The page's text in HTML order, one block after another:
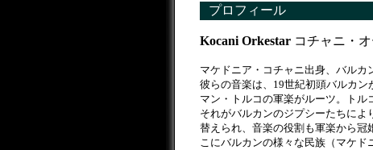
プロフィール
Kocani Orkestar コチャニ・
マケドニア・コチャニ出身、バルカ
彼らの音楽は、19世紀初頭バルカ
マン・トルコの軍楽がルーツ。トル
それがバルカンのジプシーたちによ
替えられ、音楽の役割も軍楽から冠
こにバルカンの様々な民族（マケ